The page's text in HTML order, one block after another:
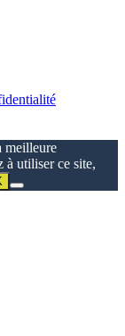
meilleure
à utiliser ce site,